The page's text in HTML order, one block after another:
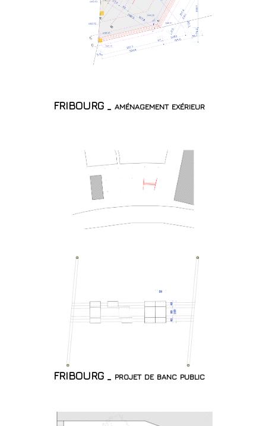
FRIBOURG _ aménagement exérieur
FRIBOURG _ projet de banc public